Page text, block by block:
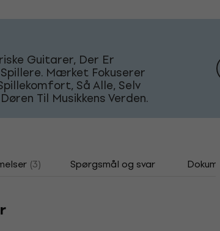
Guitarer, Der Er
Mærket Fokuserer
Så Alle, Selv
Til Musikkens Verden.
(3) Spørgsmål og svar